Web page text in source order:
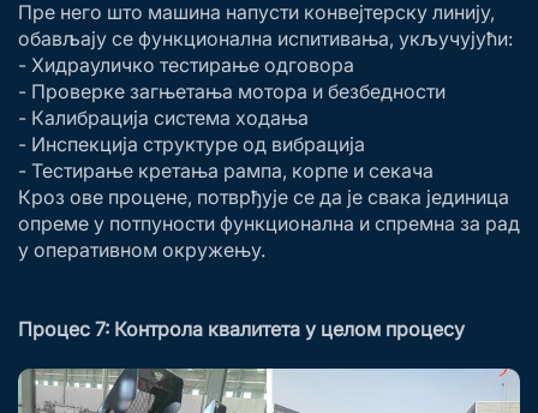
Пре него што машина напусти конвејтерску линију,
обављају се функционална испитивања, укључујући:
- Хидрауличко тестирање одговора
- Проверке загњетања мотора и безбедности
- Калибрација система ходања
- Инспекција структуре од вибрација
- Тестирање кретања рампа, корпе и секача
Кроз ове процене, потврђује се да је свака јединица
опреме у потпуности функционална и спремна за рад
у оперативном окружењу.
Процес 7: Контрола квалитета у целом процесу